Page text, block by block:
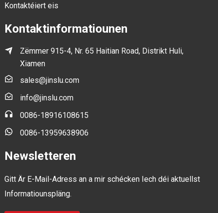
Kontaktéiert eis
Kontaktinformatiounen
Zëmmer 915-4, Nr. 65 Haitian Road, Distrikt Huli,
Xiamen
sales@jinslu.com
info@jinslu.com
0086-18916108615
0086-13959638906
Newsletteren
Gitt Är E-Mail-Adress an a mir schécken Iech déi aktuellst
Informatiounspläng.